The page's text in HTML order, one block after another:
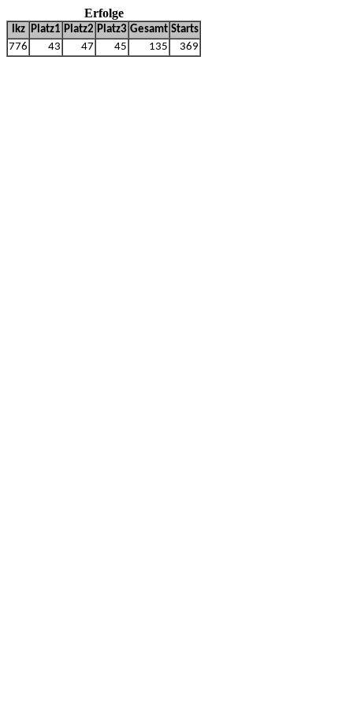
Erfolge
lkz Platz1 Platz2 Platz3 Gesamt Starts
776
43 47 45 135 369